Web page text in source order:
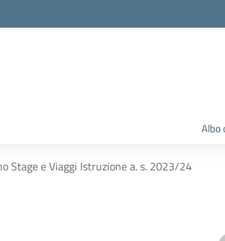
Albo
Stage e Viaggi Istruzione a. s. 2023/24